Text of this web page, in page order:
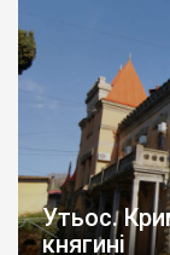
Утьос.
княгині